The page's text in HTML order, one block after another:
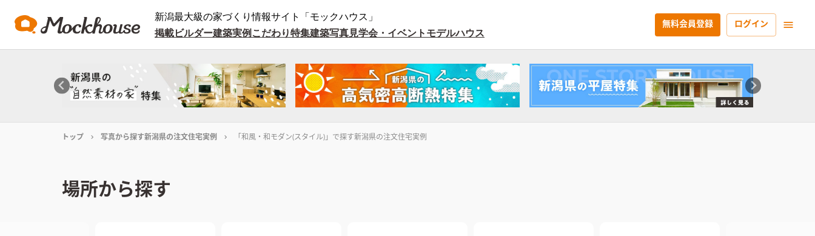
新潟最大級の家づくり情報サイト「モックハウス」
掲載ビルダー建築実例 こだわり特集建築写真見学会・イベント モデルハウス
無料会員登録 ログイン
トップ 写真から探す新潟県の注文住宅実例 「和風・和モダン(スタイル)」で探す新潟県の注文住宅実例
場所から探す